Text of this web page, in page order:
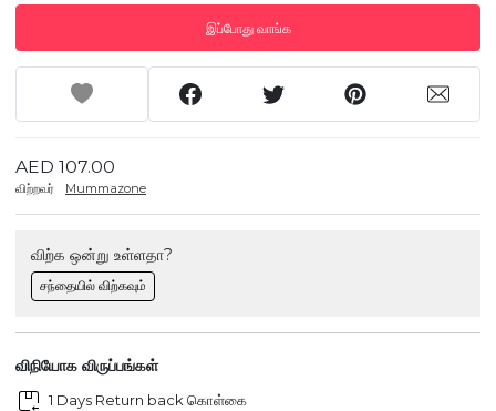
இப்போது வாங்க
AED 107.00
விற்றவர் Mummazone
விற்க ஒன்று உள்ளதா?
சந்தையில் விற்கவும்
விநியோக விருப்பங்கள்
1 Days Return back கொள்கை